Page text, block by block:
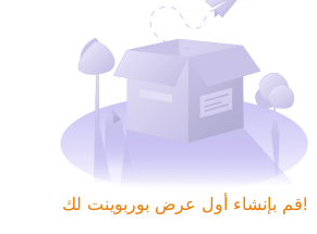
قم بإنشاء أول عرض بوربوينت لك!